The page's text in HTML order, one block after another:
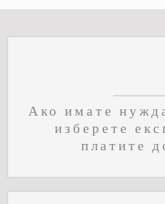
Ако имате
изберете
платите